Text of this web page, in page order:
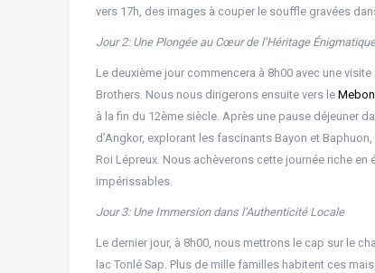
vers 17h, des images à couper le souffle gravées
Jour 2: Une Plongée au Cœur de l’Héritage Énigmatique
Le deuxième jour commencera à 8h00 avec une
Brothers. Nous nous dirigerons ensuite vers le Mebon
à la fin du 12ème siècle. Après une pause déjeuner
d’Angkor, explorant les fascinants Bayon et
Roi Lépreux. Nous achèverons cette journée riche
impérissables.
Jour 3: Une Immersion dans l’Authenticité Locale
Le dernier jour, à 8h00, nous mettrons le cap sur le
lac Tonlé Sap. Plus de mille familles habitent ces